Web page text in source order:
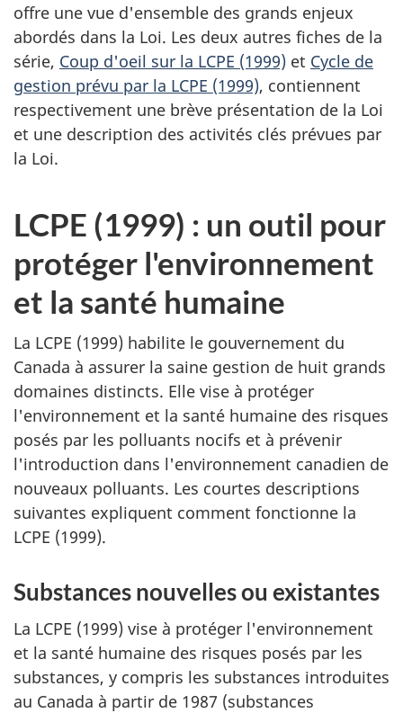
offre une vue d'ensemble des grands enjeux
abordés dans la Loi. Les deux autres fiches de la
série, Coup d'oeil sur la LCPE (1999) et Cycle de
gestion prévu par la LCPE (1999), contiennent
respectivement une brève présentation de la Loi
et une description des activités clés prévues par
la Loi.
LCPE (1999) : un outil pour
protéger l'environnement
et la santé humaine
La LCPE (1999) habilite le gouvernement du
Canada à assurer la saine gestion de huit grands
domaines distincts. Elle vise à protéger
l'environnement et la santé humaine des risques
posés par les polluants nocifs et à prévenir
l'introduction dans l'environnement canadien de
nouveaux polluants. Les courtes descriptions
suivantes expliquent comment fonctionne la
LCPE (1999).
Substances nouvelles ou existantes
La LCPE (1999) vise à protéger l'environnement
et la santé humaine des risques posés par les
substances, y compris les substances introduites
au Canada à partir de 1987 (substances